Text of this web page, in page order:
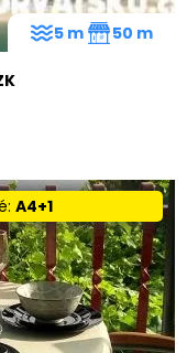
5 m 50 m
A4+1